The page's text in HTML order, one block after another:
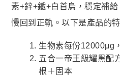
素+鋅+鐵+白首烏，穩定補
慢回到正軌。以下是產品的
生物素每份12000μg
五合一帝王級耀黑配
根＋固本